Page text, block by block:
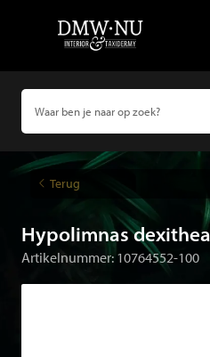
Terug
Hypolimnas
Artikelnummer: 10764552-100